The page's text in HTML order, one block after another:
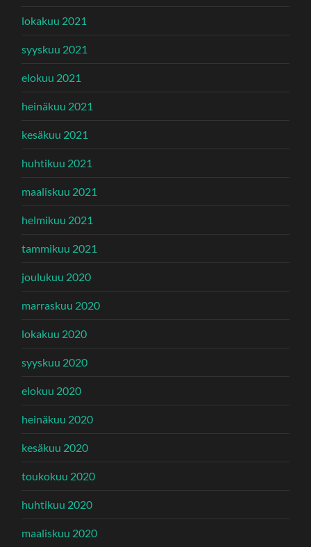
lokakuu 2021
syyskuu 2021
elokuu 2021
heinäkuu 2021
kesäkuu 2021
huhtikuu 2021
maaliskuu 2021
helmikuu 2021
tammikuu 2021
joulukuu 2020
marraskuu 2020
lokakuu 2020
syyskuu 2020
elokuu 2020
heinäkuu 2020
kesäkuu 2020
toukokuu 2020
huhtikuu 2020
maaliskuu 2020